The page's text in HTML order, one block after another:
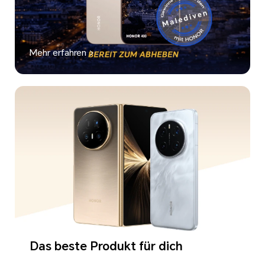
Mehr erfahren
Das beste Produkt für dich